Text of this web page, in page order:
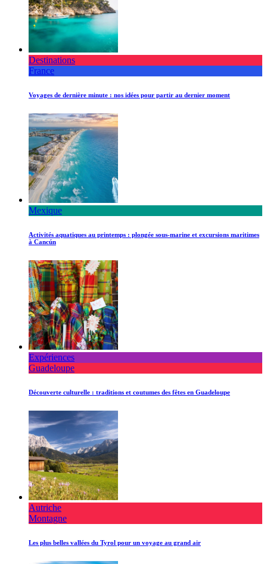
Destinations
France
Voyages de dernière minute : nos idées pour partir au dernier moment
Mexique
Activités aquatiques au printemps : plongée sous-marine et excursions maritimes
à Cancún
Expériences
Guadeloupe
Découverte culturelle : traditions et coutumes des fêtes en Guadeloupe
Autriche
Montagne
Les plus belles vallées du Tyrol pour un voyage au grand air